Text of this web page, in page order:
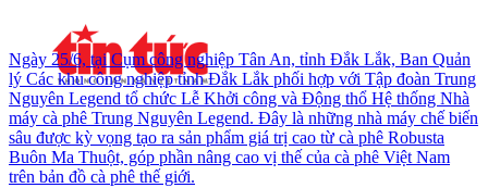
Ngày 25/6, tại Cụm công nghiệp Tân An, tỉnh Đắk Lắk, Ban Quản
lý Các khu công nghiệp tỉnh Đắk Lắk phối hợp với Tập đoàn Trung
Nguyên Legend tổ chức Lễ Khởi công và Động thổ Hệ thống Nhà
máy cà phê Trung Nguyên Legend. Đây là những nhà máy chế biến
sâu được kỳ vọng tạo ra sản phẩm giá trị cao từ cà phê Robusta
Buôn Ma Thuột, góp phần nâng cao vị thế của cà phê Việt Nam
trên bản đồ cà phê thế giới.